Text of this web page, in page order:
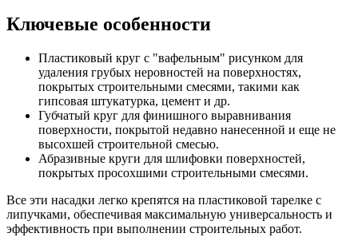
Ключевые особенности
Пластиковый круг с "вафельным" рисунком для
удаления грубых неровностей на поверхностях,
покрытых строительными смесями, такими как
гипсовая штукатурка, цемент и др.
Губчатый круг для финишного выравнивания
поверхности, покрытой недавно нанесенной и еще не
высохшей строительной смесью.
Абразивные круги для шлифовки поверхностей,
покрытых просохшими строительными смесями.
Все эти насадки легко крепятся на пластиковой тарелке с
липучками, обеспечивая максимальную универсальность и
эффективность при выполнении строительных работ.